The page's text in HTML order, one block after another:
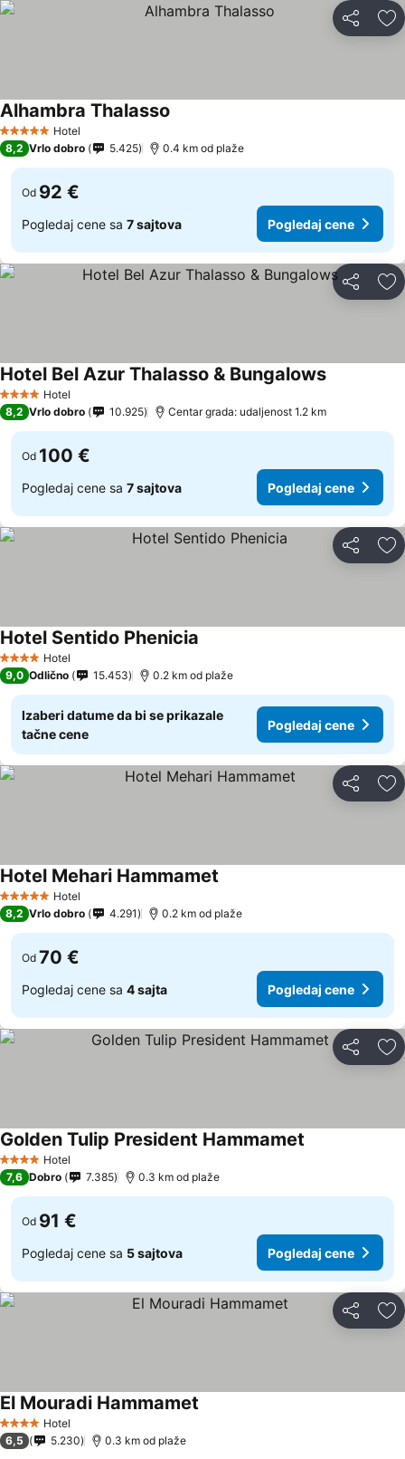
Deli
5 ZvezdiceHotel
Alhambra Thalasso
8,2 Vrlo dobro 5.425 0.4 km od plaže
Od 92 €
Pogledaj cene sa 7 sajtova Pogledaj cene
Deli
4 ZvezdiceHotel
Hotel Bel Azur Thalasso & Bungalows
8,2 Vrlo dobro 10.925 Centar grada: udaljenost 1.2 km
Od 100 €
Pogledaj cene sa 7 sajtova Pogledaj cene
Deli
4 ZvezdiceHotel
Hotel Sentido Phenicia
9,0 Odlično 15.453 0.2 km od plaže
Izaberi datume da bi se prikazale
tačne cene
Pogledaj cene
Deli
5 ZvezdiceHotel
Hotel Mehari Hammamet
8,2 Vrlo dobro 4.291 0.2 km od plaže
Od 70 €
Pogledaj cene sa 4 sajta Pogledaj cene
Deli
4 ZvezdiceHotel
Golden Tulip President Hammamet
7,6 Dobro 7.385 0.3 km od plaže
Od 91 €
Pogledaj cene sa 5 sajtova Pogledaj cene
Deli
4 ZvezdiceHotel
El Mouradi Hammamet
6,5 5.230 0.3 km od plaže